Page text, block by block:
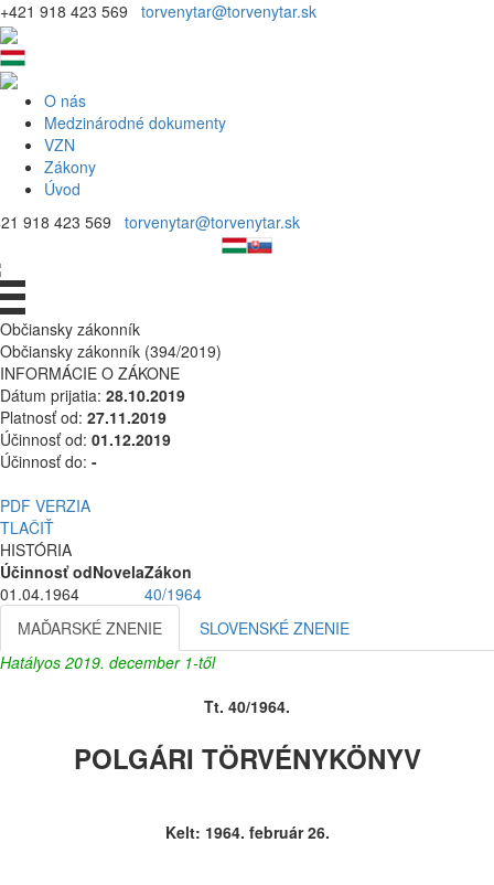
+421 918 423 569 torvenytar@torvenytar.sk
O nás
Medzinárodné dokumenty
VZN
Zákony
Úvod
918 423 569 torvenytar@torvenytar.sk
Občiansky zákonník
Občiansky zákonník (394/2019)
INFORMÁCIE O ZÁKONE
Dátum prijatia: 28.10.2019
Platnosť od: 27.11.2019
Účinnosť od: 01.12.2019
Účinnosť do: -
PDF VERZIA
TLAČIŤ
HISTÓRIA
Účinnosť odNovelaZákon
01.04.1964
40/1964
MAĎARSKÉ ZNENIE
SLOVENSKÉ ZNENIE
Hatályos 2019. december 1-től
Tt. 40/1964.
POLGÁRI TÖRVÉNYKÖNYV
Kelt: 1964. február 26.